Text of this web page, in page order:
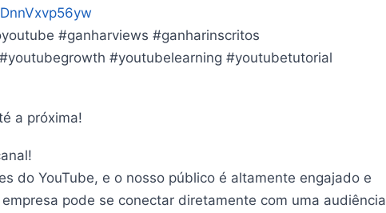
#ganharviews #ganharinscritos
#youtubelearning #youtubetutorial
a próxima!
do YouTube, e o nosso público é altamente engajado e
pode se conectar diretamente com uma audiência